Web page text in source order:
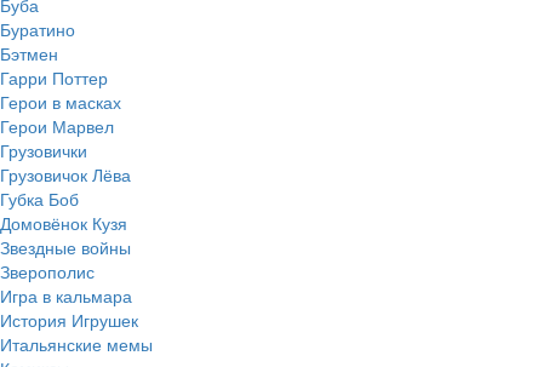
Буратино
Бэтмен
Гарри Поттер
Герои в масках
Герои Марвел
Грузовички
Грузовичок Лёва
Губка Боб
Домовёнок Кузя
Звездные войны
Зверополис
Игра в кальмара
История Игрушек
Итальянские мемы